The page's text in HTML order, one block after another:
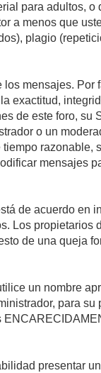
para adultos,
a menos que
plagio
mensajes.
exactitud,
de este foro, su
o un
mensajes
de acuerdo en
Los propietarios
de una queja
un nombre
para
presentar